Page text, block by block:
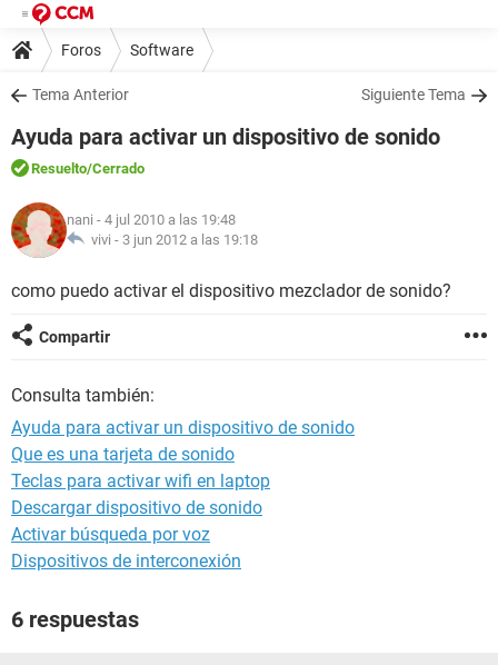
Foros Software
Tema Anterior Siguiente Tema
Ayuda para activar un dispositivo de sonido
Resuelto/Cerrado
nani - 4 jul 2010 a las 19:48
vivi - 3 jun 2012 a las 19:18
como puedo activar el dispositivo mezclador de sonido?
Compartir
Consulta también:
Ayuda para activar un dispositivo de sonido
Que es una tarjeta de sonido
Teclas para activar wifi en laptop
Descargar dispositivo de sonido
Activar búsqueda por voz
Dispositivos de interconexión
6 respuestas